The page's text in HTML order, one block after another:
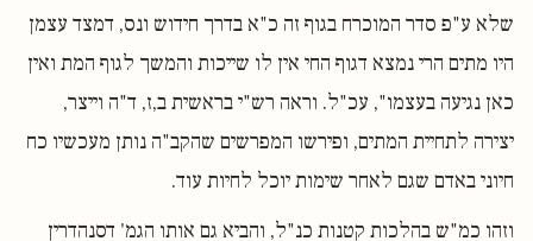
שלא ע"פ סדר המוכרח בגוף זה כ"א בדרך חידוש ונס, דמצד עצמן
היו מתים הרי נמצא דגוף החי אין לו שייכות והמשך לגוף המת ואין
כאן נגיעה בעצמו", עכ"ל. וראה רש"י בראשית ב,ז, ד"ה וייצר,
יצירה לתחיית המתים, ופירשו המפרשים שהקב"ה נותן מעכשיו כח
חיוני באדם שגם לאחר שימות יוכל לחיות עוד.
וזהו כמ"ש בהלכות קטנות כנ"ל, והביא גם אותו הגמ' דסנהדרין